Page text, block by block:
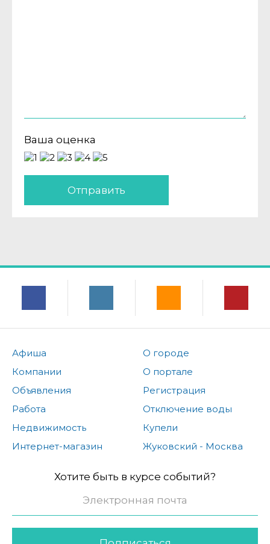
Ваша оценка
Отправить
Афиша
Компании
Объявления
Работа
Недвижимость
Интернет-магазин
О городе
О портале
Регистрация
Отключение воды
Купели
Жуковский - Москва
Хотите быть в курсе событий?